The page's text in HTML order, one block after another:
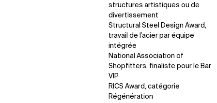
structures artistiques ou de
divertissement
Structural Steel Design Award,
travail de l’acier par équipe
intégrée
National Association of
Shopfitters, finaliste pour le Bar
VIP
RICS Award, catégorie
Régénération